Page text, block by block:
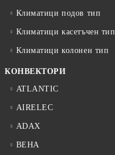
Климатици подов тип
Климатици касетъчен тип
Климатици колонен тип
КОНВЕКТОРИ
ATLANTIC
AIRELEC
ADAX
BEHA